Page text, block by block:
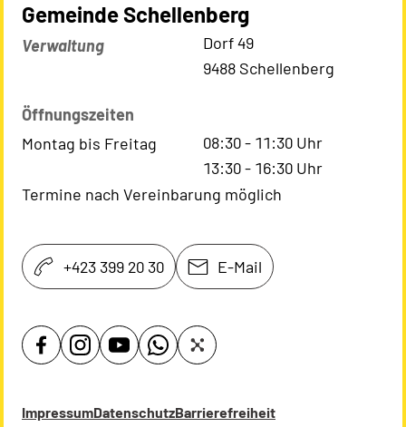
Gemeinde Schellenberg
Verwaltung
Dorf 49
9488 Schellenberg
Öffnungszeiten
Montag bis Freitag
08:30- 11:30 Uhr
13:30- 16:30 Uhr
Termine nach Vereinbarung möglich
+423 399 20 30 E-Mail
ImpressumDatenschutzBarrierefreiheit